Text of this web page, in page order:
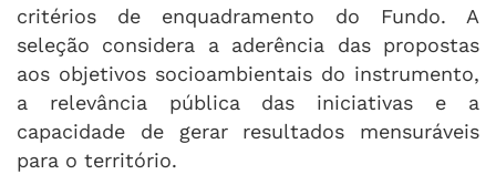
critérios de enquadramento do Fundo. A
seleção considera a aderência das propostas
aos objetivos socioambientais do instrumento,
a relevância pública das iniciativas e a
capacidade de gerar resultados mensuráveis
para o território.